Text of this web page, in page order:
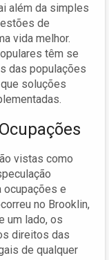
além da simples
de
vida melhor.
têm se
das populações
soluções
vistas como
ocupações e
no Brooklin,
um lado, os
direitos das
de qualquer